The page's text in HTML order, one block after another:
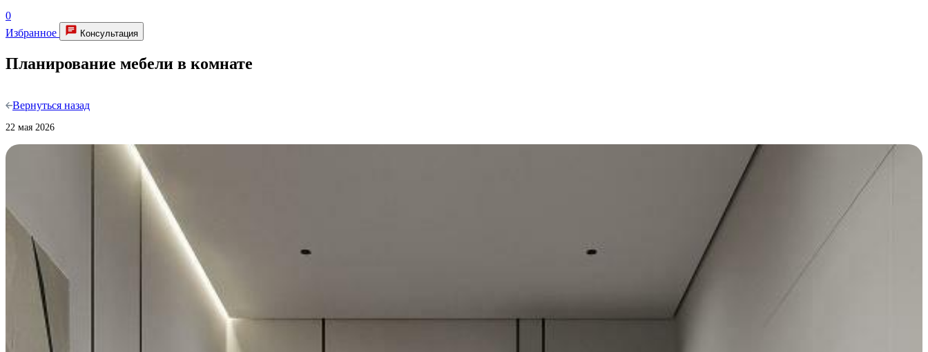
0
Избранное
Консультация
Планирование мебели в комнате
Вернуться назад
22 мая 2026